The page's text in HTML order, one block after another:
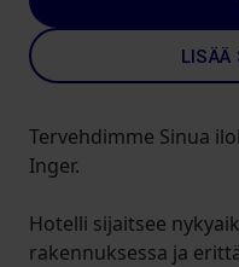
LISÄÄ
Tervehdimme Sinua
Inger.
Hotelli sijaitsee
rakennuksessa ja